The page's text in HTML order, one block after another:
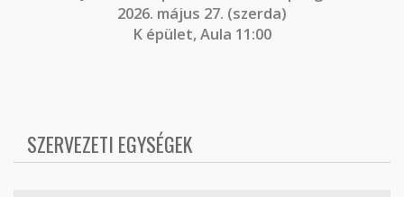
2026. május 27. (szerda)
K épület, Aula 11:00
SZERVEZETI EGYSÉGEK